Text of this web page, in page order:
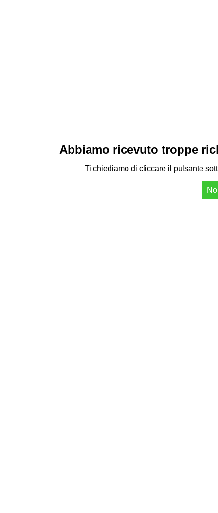
Abbiamo ricevuto troppe
Ti chiediamo di cliccare il pulsante